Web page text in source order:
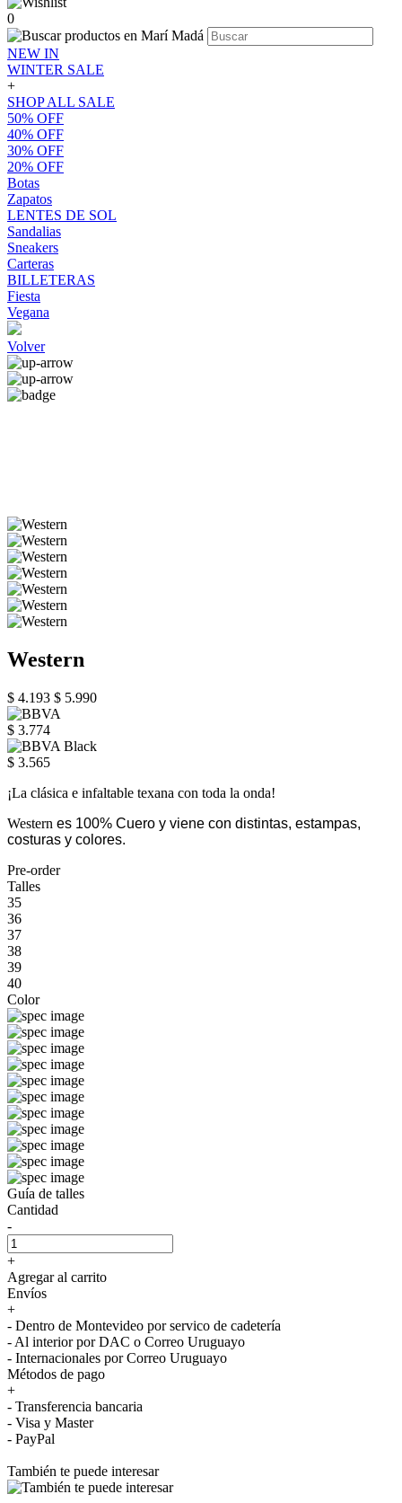
0
NEW IN
WINTER SALE
+
SHOP ALL SALE
50% OFF
40% OFF
30% OFF
20% OFF
Botas
Zapatos
LENTES DE SOL
Sandalias
Sneakers
Carteras
BILLETERAS
Fiesta
Vegana
Volver
Western
$ 4.193 $ 5.990
$ 3.774
$ 3.565
¡La clásica e infaltable texana con toda la onda!
Western es 100% Cuero y viene con distintas, estampas,
costuras y colores.
Pre-order
Talles
35
36
37
38
39
40
Color
Guía de talles
Cantidad
-
+
Agregar al carrito
Envíos
+
- Dentro de Montevideo por servico de cadetería
- Al interior por DAC o Correo Uruguayo
- Internacionales por Correo Uruguayo
Métodos de pago
+
- Transferencia bancaria
- Visa y Master
- PayPal
También te puede interesar